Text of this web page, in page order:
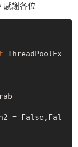
感謝各位
ThreadPoolEx
= False, Fal